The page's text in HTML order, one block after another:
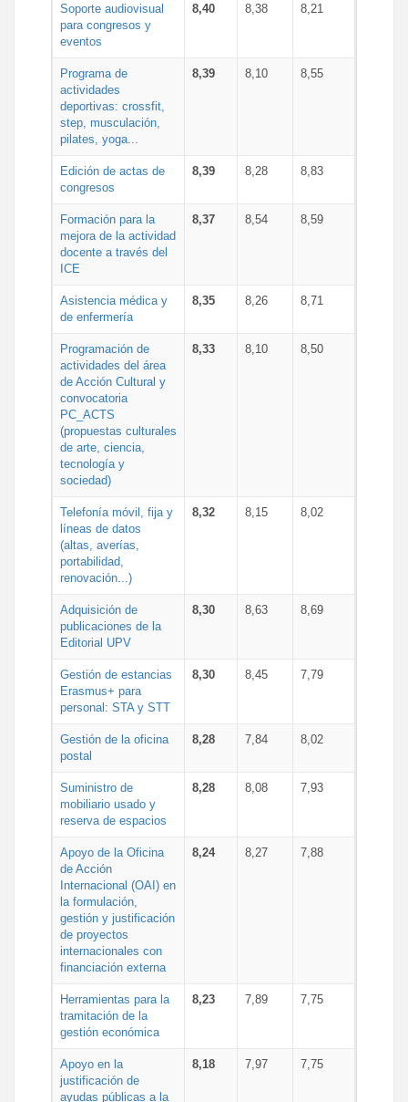
Soporte audiovisual
para congresos y
eventos
8,40 8,38 8,21
Programa de
actividades
deportivas: crossfit,
step, musculación,
pilates, yoga...
8,39 8,10 8,55
Edición de actas de
congresos
8,39 8,28 8,83
Formación para la
mejora de la actividad
docente a través del
ICE
8,37 8,54 8,59
Asistencia médica y
de enfermería
8,35 8,26 8,71
Programación de
actividades del área
de Acción Cultural y
convocatoria
PC_ACTS
(propuestas culturales
de arte, ciencia,
tecnología y
sociedad)
8,33 8,10 8,50
Telefonía móvil, fija y
líneas de datos
(altas, averías,
portabilidad,
renovación...)
8,32 8,15 8,02
Adquisición de
publicaciones de la
Editorial UPV
8,30 8,63 8,69
Gestión de estancias
Erasmus+ para
personal: STA y STT
8,30 8,45 7,79
Gestión de la oficina
postal
8,28 7,84 8,02
Suministro de
mobiliario usado y
reserva de espacios
8,28 8,08 7,93
Apoyo de la Oficina
de Acción
Internacional (OAI) en
la formulación,
gestión y justificación
de proyectos
internacionales con
financiación externa
8,24 8,27 7,88
Herramientas para la
tramitación de la
gestión económica
8,23 7,89 7,75
Apoyo en la
justificación de
ayudas públicas a la
8,18 7,97 7,75